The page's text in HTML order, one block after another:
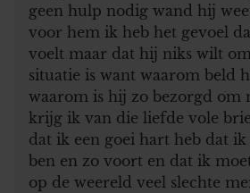
geen hulp nodig wand hij
voor hem ik heb het gevoel
voelt maar dat hij niks wilt
situatie is want waarom beld
waarom is hij zo bezorgd om
krijg ik van die liefde vole
dat ik een goei hart heb dat
ben en zo voort en dat ik
op de weereld veel slechte